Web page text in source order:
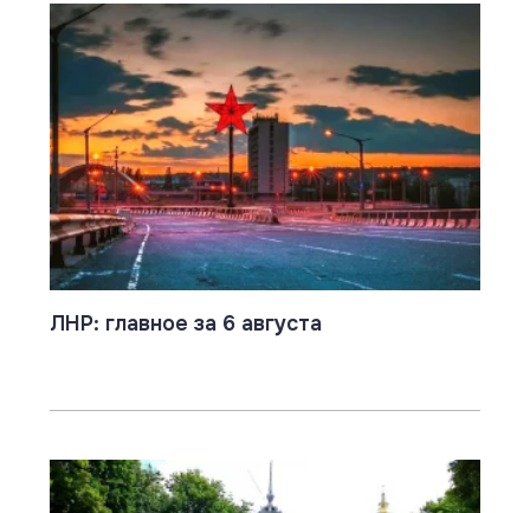
ЛНР: главное за 6 августа